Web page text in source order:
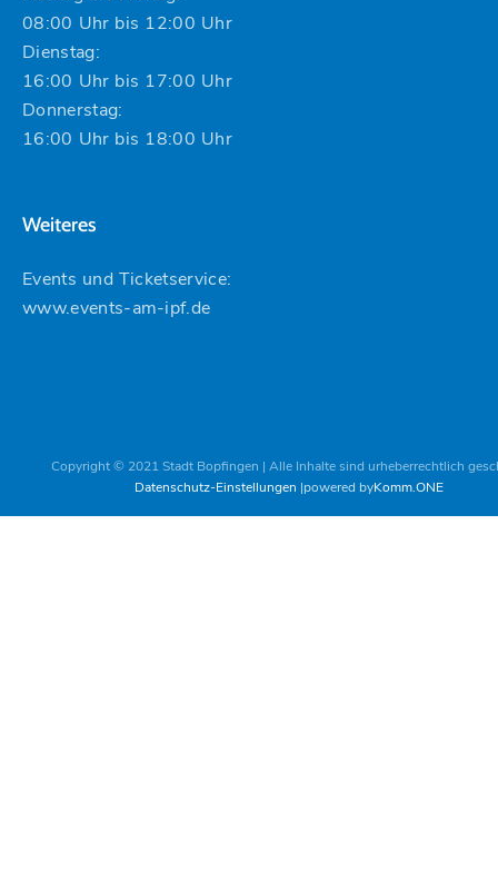
08:00 Uhr bis 12:00 Uhr
Dienstag:
16:00 Uhr bis 17:00 Uhr
Donnerstag:
16:00 Uhr bis 18:00 Uhr
Weiteres
Events und Ticketservice:
www.events-am-ipf.de
Copyright © 2021 Stadt Bopfingen | Alle Inhalte sind urheberrechtlich
Datenschutz-Einstellungen powered byKomm.ONE